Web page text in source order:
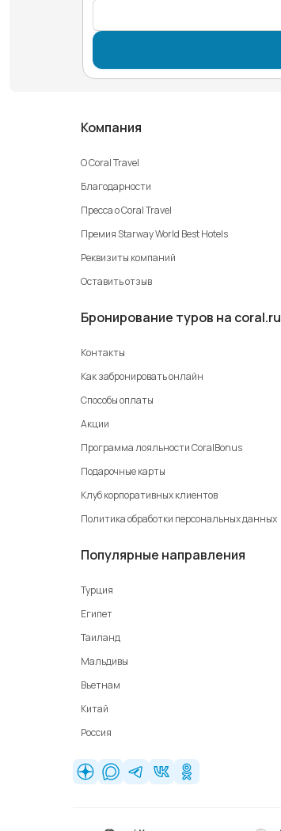
Компания
О Coral Travel
Благодарности
Пресса о Coral Travel
Премия Starway World Best Hotels
Реквизиты компаний
Оставить отзыв
Бронирование туров на coral.ru
Контакты
Как забронировать онлайн
Способы оплаты
Акции
Программа лояльности CoralBonus
Подарочные карты
Клуб корпоративных клиентов
Политика обработки персональных данных
Популярные направления
Турция
Египет
Таиланд
Мальдивы
Вьетнам
Китай
Россия